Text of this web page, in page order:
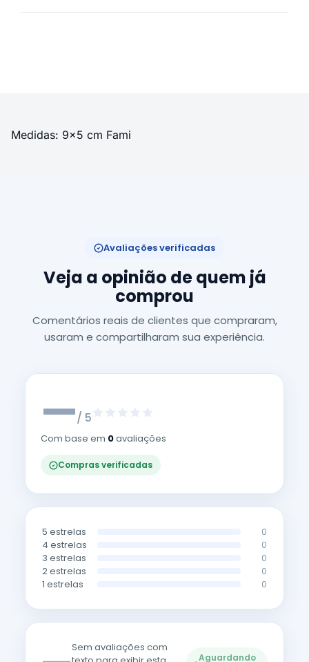
Medidas: 9x5 cm Fami
Avaliações verificadas
Veja a opinião de quem já
comprou
Comentários reais de clientes que compraram,
usaram e compartilharam sua experiência.
—/ 5
Com base em 0avaliações
Compras verificadas
5 estrelas 0
4 estrelas 0
3 estrelas 0
2 estrelas 0
1 estrelas 0
Sem avaliações com
Aguardando